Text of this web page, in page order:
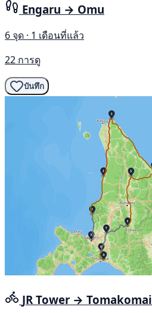
Engaru → Omu
6 จุด · 1 เดือนที่แล้ว
22 การดู
บันทึก
JR Tower → Tomakomai